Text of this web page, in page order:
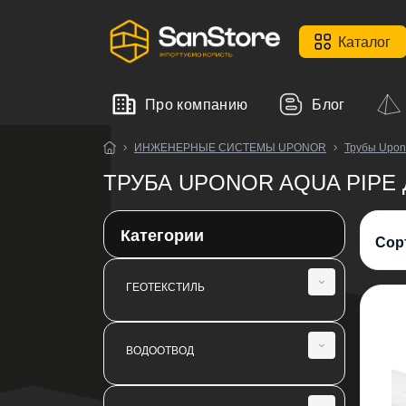
Каталог
Про компанию Блог
ИНЖЕНЕРНЫЕ СИСТЕМЫ UPONOR Трубы
ТРУБА UPONOR AQUA
Категории
ГЕОТЕКСТИЛЬ
Геотекстиль иглопробивной SanGeo
Fibertex
ВОДООТВОД